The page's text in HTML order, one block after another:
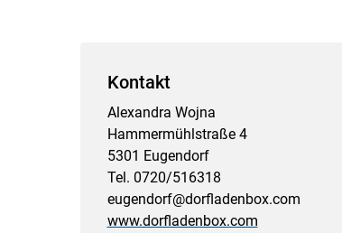
Kontakt
Alexandra Wojna
Hammermühlstraße 4
5301 Eugendorf
Tel. 0720/516318
eugendorf@dorfladenbox.com
​​​​​​​www.dorfladenbox.com